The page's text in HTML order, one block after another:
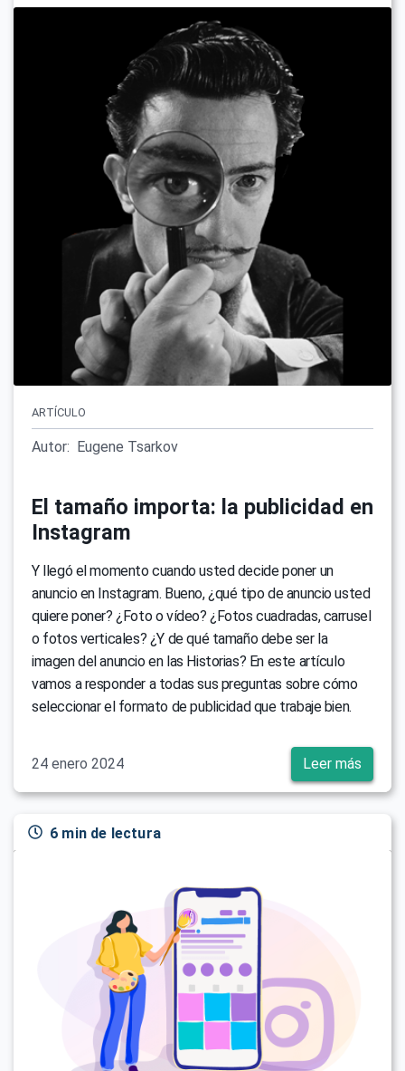
ARTÍCULO
Autor: Eugene Tsarkov
El tamaño importa: la publicidad en
Instagram
Y llegó el momento cuando usted decide poner un
anuncio en Instagram. Bueno, ¿qué tipo de anuncio usted
quiere poner? ¿Foto o vídeo? ¿Fotos cuadradas, carrusel
o fotos verticales? ¿Y de qué tamaño debe ser la
imagen del anuncio en las Historias? En este artículo
vamos a responder a todas sus preguntas sobre cómo
seleccionar el formato de publicidad que trabaje bien.
24 enero 2024 Leer más
6 min de lectura